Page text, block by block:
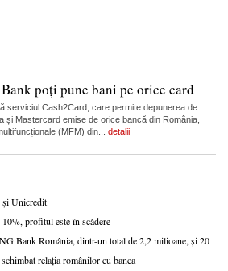
poți pune bani pe orice card
serviciul Cash2Card, care permite depunerea de
și Mastercard emise de orice bancă din România,
(MFM) din... detalii
și Unicredit
profitul este în scădere
Bank România, dintr-un total de 2,2 milioane, și 20
relația românilor cu banca